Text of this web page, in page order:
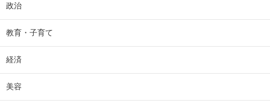
政治
教育・子育て
経済
美容